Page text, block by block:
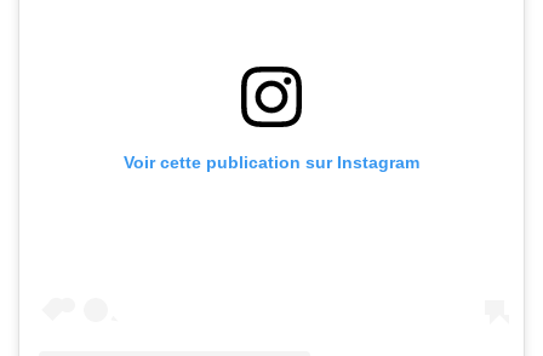
Voir cette publication sur Instagram